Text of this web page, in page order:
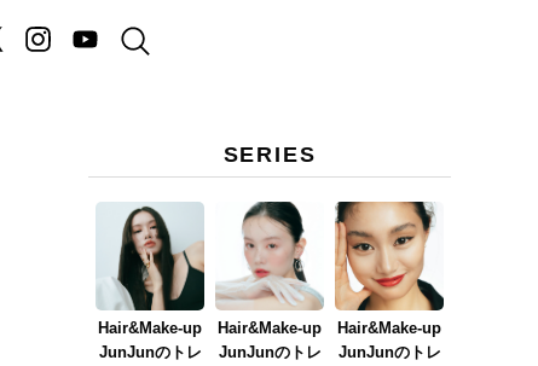
SERIES
Hair&Make-up
JunJunのトレ
Hair&Make-up
JunJunのトレ
Hair&Make-up
JunJunのトレ